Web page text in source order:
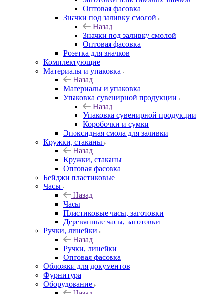
Оптовая фасовка
Значки под заливку смолой
Назад
Значки под заливку смолой
Оптовая фасовка
Розетка для значков
Комплектующие
Материалы и упаковка
Назад
Материалы и упаковка
Упаковка сувенирной продукции
Назад
Упаковка сувенирной продукции
Коробочки и сумки
Эпоксидная смола для заливки
Кружки, стаканы
Назад
Кружки, стаканы
Оптовая фасовка
Бейджи пластиковые
Часы
Назад
Часы
Пластиковые часы, заготовки
Деревянные часы, заготовки
Ручки, линейки
Назад
Ручки, линейки
Оптовая фасовка
Обложки для документов
Фурнитура
Оборудование